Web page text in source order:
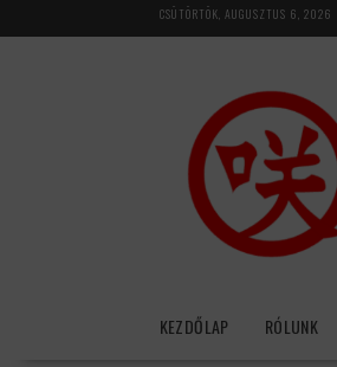
to
CSÜTÖRTÖK, AUGUSZTUS 6, 2026
KEZDŐLAP RÓLUNK